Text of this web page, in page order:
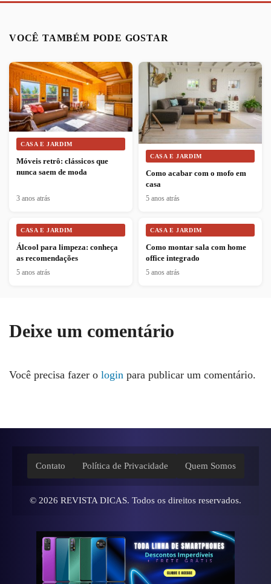
VOCÊ TAMBÉM PODE GOSTAR
CASA E JARDIM
Móveis retrô: clássicos que
nunca saem de moda
3 anos atrás
CASA E JARDIM
Como acabar com o mofo em
casa
5 anos atrás
CASA E JARDIM
Álcool para limpeza: conheça
as recomendações
5 anos atrás
CASA E JARDIM
Como montar sala com home
office integrado
5 anos atrás
Deixe um comentário
Você precisa fazer o login para publicar um comentário.
Contato Política de Privacidade Quem Somos
© 2026 REVISTA DICAS. Todos os direitos reservados.